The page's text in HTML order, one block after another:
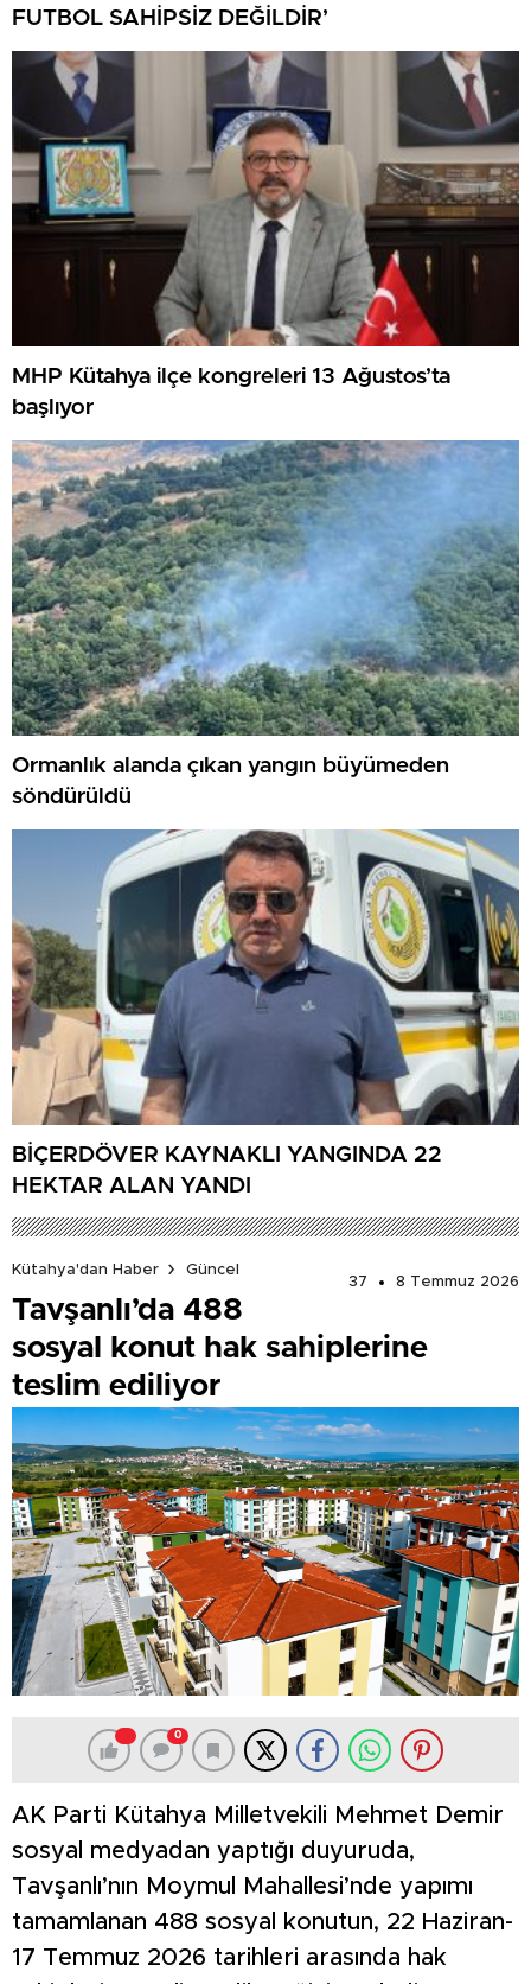
FUTBOL SAHİPSİZ DEĞİLDİR’
MHP Kütahya ilçe kongreleri 13 Ağustos’ta
başlıyor
Ormanlık alanda çıkan yangın büyümeden
söndürüldü
BİÇERDÖVER KAYNAKLI YANGINDA 22
HEKTAR ALAN YANDI
Kütahya'dan Haber
Güncel
37
8 Temmuz 2026
Tavşanlı’da 488
sosyal konut hak sahiplerine
teslim ediliyor
0
AK Parti Kütahya Milletvekili Mehmet Demir
sosyal medyadan yaptığı duyuruda,
Tavşanlı’nın Moymul Mahallesi’nde yapımı
tamamlanan 488 sosyal konutun, 22 Haziran-
17 Temmuz 2026 tarihleri arasında hak